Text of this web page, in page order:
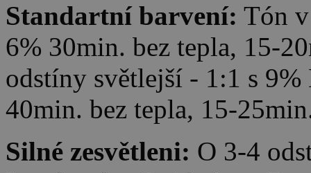
Standartní barvení: Tón
6% 30min. bez tepla, 15-
odstíny světlejší - 1:1 s
40min. bez tepla, 15-
Silné zesvětleni: O 3-4